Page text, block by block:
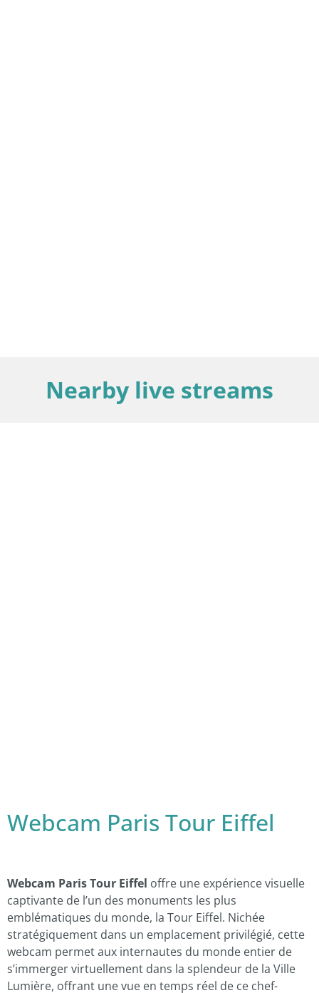
Nearby live streams
Webcam Paris Tour Eiffel
Webcam Paris Tour Eiffel offre une expérience visuelle
captivante de l’un des monuments les plus
emblématiques du monde, la Tour Eiffel. Nichée
stratégiquement dans un emplacement privilégié, cette
webcam permet aux internautes du monde entier de
s’immerger virtuellement dans la splendeur de la Ville
Lumière, offrant une vue en temps réel de ce chef-